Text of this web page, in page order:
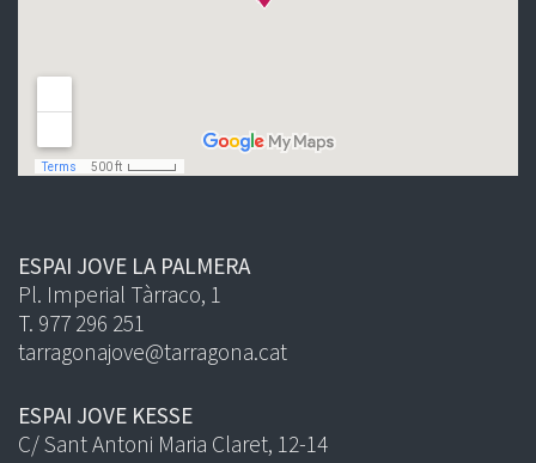
ESPAI JOVE LA PALMERA
Pl. Imperial Tàrraco, 1
T. 977 296 251
tarragonajove@tarragona.cat
ESPAI JOVE KESSE
C/ Sant Antoni Maria Claret, 12-14